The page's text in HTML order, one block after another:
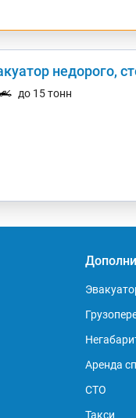
недорого,
до 15 тонн
Аренда
СТО
Такси